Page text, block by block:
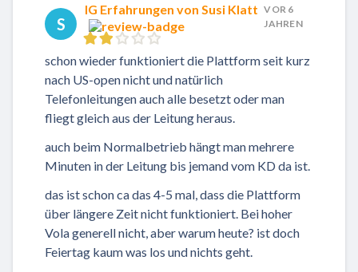
S
IG Erfahrungen von Susi Klatt VOR 6
JAHREN
schon wieder funktioniert die Plattform seit kurz
nach US-open nicht und natürlich
Telefonleitungen auch alle besetzt oder man
fliegt gleich aus der Leitung heraus.
auch beim Normalbetrieb hängt man mehrere
Minuten in der Leitung bis jemand vom KD da ist.
das ist schon ca das 4-5 mal, dass die Plattform
über längere Zeit nicht funktioniert. Bei hoher
Vola generell nicht, aber warum heute? ist doch
Feiertag kaum was los und nichts geht.